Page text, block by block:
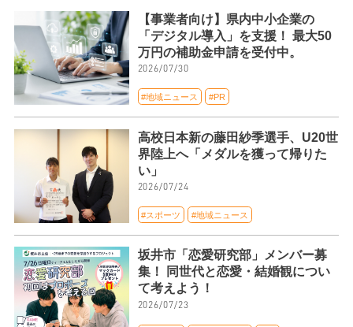
【事業者向け】県内中小企業の
「デジタル導入」を支援！ 最大50
万円の補助金申請を受付中。
2026/07/30
#地域ニュース #PR
高校日本新の藤田紗季選手、U20世
界陸上へ「メダルを獲って帰りた
い」
2026/07/24
#スポーツ #地域ニュース
坂井市「恋愛研究部」メンバー募
集！ 同世代と恋愛・結婚観につい
て考えよう！
2026/07/23